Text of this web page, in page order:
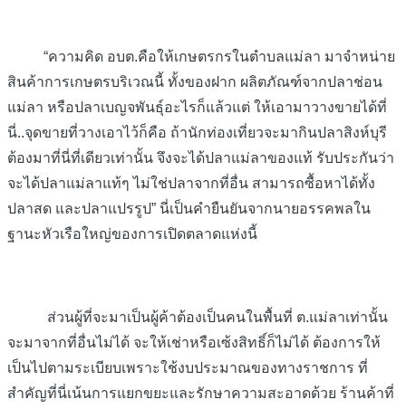
“ความคิด อบต.คือให้เกษตรกรในตำบลแม่ลา มาจำหน่าย
สินค้าการเกษตรบริเวณนี้ ทั้งของฝาก ผลิตภัณฑ์จากปลาช่อน
แม่ลา หรือปลาเบญจพันธุ์อะไรก็แล้วแต่ ให้เอามาวางขายได้ที่
นี่..จุดขายที่วางเอาไว้ก็คือ ถ้านักท่องเที่ยวจะมากินปลาสิงห์บุรี
ต้องมาที่นี่ที่เดียวเท่านั้น จึงจะได้ปลาแม่ลาของแท้ รับประกันว่า
จะได้ปลาแม่ลาแท้ๆ ไม่ใช่ปลาจากที่อื่น สามารถซื้อหาได้ทั้ง
ปลาสด และปลาแปรรูป” นี่เป็นคำยืนยันจากนายอรรคพลใน
ฐานะหัวเรือใหญ่ของการเปิดตลาดแห่งนี้
ส่วนผู้ที่จะมาเป็นผู้ค้าต้องเป็นคนในพื้นที่ ต.แม่ลาเท่านั้น
จะมาจากที่อื่นไม่ได้ จะให้เช่าหรือเซ้งสิทธิ์ก็ไม่ได้ ต้องการให้
เป็นไปตามระเบียบเพราะใช้งบประมาณของทางราชการ ที่
สำคัญที่นี่เน้นการแยกขยะและรักษาความสะอาดด้วย ร้านค้าที่